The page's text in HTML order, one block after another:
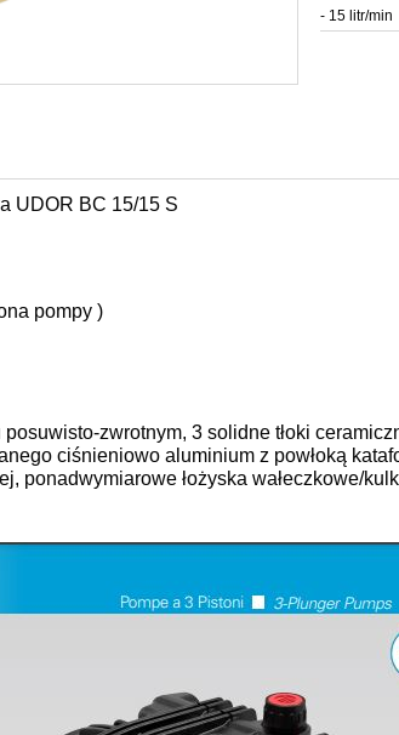
- 15 litr/min
UDOR BC 15/15 S
pompy )
zwrotnym, 3 solidne tłoki
ciśnieniowo aluminium z powłoką
ponadwymiarowe łożyska wałeczkowe/